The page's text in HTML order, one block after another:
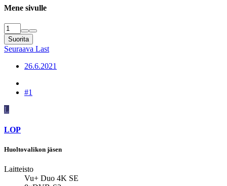
Mene sivulle
Suorita
Seuraava Last
26.6.2021
#1
L
LOP
Huoltovalikon jäsen
Laitteisto
Vu+ Duo 4K SE